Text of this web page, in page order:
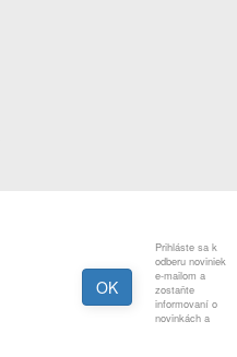
Prihláste sa k
odberu noviniek
e-mailom a
zostaňte
informovaní o
novinkách a